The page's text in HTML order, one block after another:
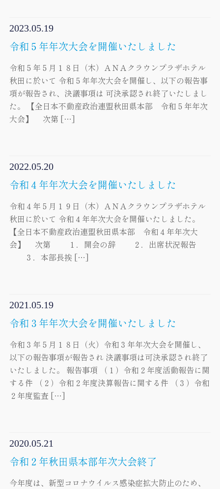
2023.05.19
令和５年年次大会を開催いたしました
令和５年５月１８日（木）ＡＮＡクラウンプラザホテル
秋田に於いて 令和５年年次大会を開催し、以下の報告事
項が報告され、決議事項は 可決承認され終了いたしまし
た。 【全日本不動産政治連盟秋田県本部 令和５年年次
大会】 次第 […]
2022.05.20
令和４年年次大会を開催いたしました
令和４年５月１９日（木）ＡＮＡクラウンプラザホテル
秋田に於いて 令和４年年次大会を開催いたしました。
【全日本不動産政治連盟秋田県本部 令和４年年次大
会】 次第 １．開会の辞 ２．出席状況報告
３．本部長挨 […]
2021.05.19
令和３年年次大会を開催いたしました
令和３年５月１８日（火）令和３年年次大会を開催し、
以下の報告事項が報告され 決議事項は可決承認され終了
いたしました。 報告事項 （１）令和２年度活動報告に関
する件 （２）令和２年度決算報告に関する件 （３）令和
２年度監査 […]
2020.05.21
令和２年秋田県本部年次大会終了
今年度は、新型コロナウイルス感染症拡大防止のため、